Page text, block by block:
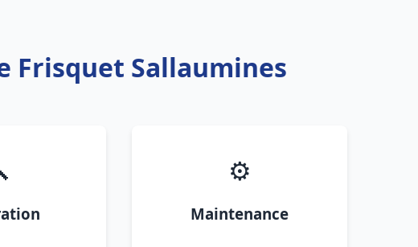
Frisquet Sallaumines
⚙️
Maintenance